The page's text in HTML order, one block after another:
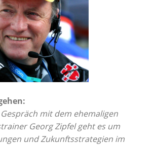
mit dem ehemaligen
Georg Zipfel geht es um
und Zukunftsstrategien im